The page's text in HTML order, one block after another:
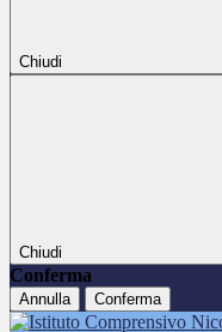
Chiudi
Chiudi
Conferma
Annulla Conferma